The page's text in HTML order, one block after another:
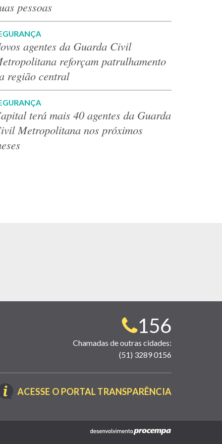
pessoas
agentes da Guarda Civil
reforçam patrulhamento
região central
terá mais 40 agentes da Guarda
Metropolitana nos próximos
Telefone
para
contato:
156
Chamadas de outras cidades:
(51) 3289 0156
ACESSE O PORTAL TRANSPARÊNCIA(LINK
NOVA